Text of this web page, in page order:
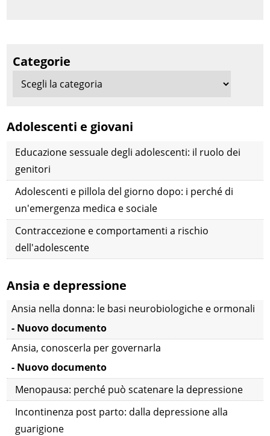
Categorie
Adolescenti e giovani
Educazione sessuale degli adolescenti: il ruolo dei
genitori
Adolescenti e pillola del giorno dopo: i perché di
un'emergenza medica e sociale
Contraccezione e comportamenti a rischio
dell'adolescente
Ansia e depressione
Ansia nella donna: le basi neurobiologiche e ormonali
- Nuovo documento
Ansia, conoscerla per governarla
- Nuovo documento
Menopausa: perché può scatenare la depressione
Incontinenza post parto: dalla depressione alla
guarigione